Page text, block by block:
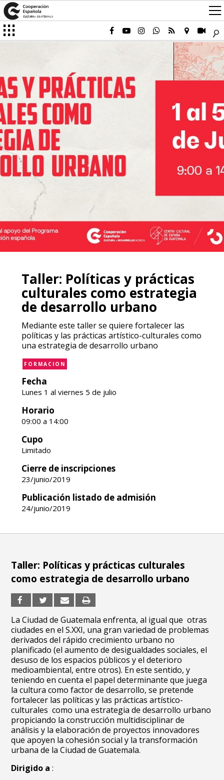
Taller: Políticas y prácticas
culturales como estrategia
de desarrollo urbano
Mediante este taller se quiere fortalecer las
políticas y las prácticas artístico-culturales como
una estrategia de desarrollo urbano
FORMACION
Fecha
Lunes 1 al viernes 5 de julio
Horario
09:00 a 14:00
Cupo
Limitado
Cierre de inscripciones
23/junio/2019
Publicación listado de admisión
24/junio/2019
Taller: Políticas y prácticas culturales
como estrategia de desarrollo urbano
La Ciudad de Guatemala enfrenta, al igual que otras
ciudades en el S.XXI, una gran variedad de problemas
derivados del rápido crecimiento urbano no
planificado (el aumento de desigualdades sociales, el
desuso de los espacios públicos y el deterioro
medioambiental, entre otros). En este sentido, y
teniendo en cuenta el papel determinante que juega
la cultura como factor de desarrollo, se pretende
fortalecer las políticas y las prácticas artístico-
culturales como una estrategia de desarrollo urbano
propiciando la construcción multidisciplinar de
análisis y la elaboración de proyectos innovadores
que apoyen la cohesión social y la transformación
urbana de la Ciudad de Guatemala.
Dirigido a: